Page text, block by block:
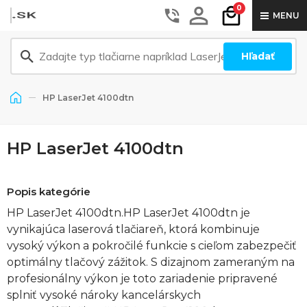
0
MENU
Hľadať
HP LaserJet 4100dtn
HP LaserJet 4100dtn
Popis kategórie
HP LaserJet 4100dtn.HP LaserJet 4100dtn je
vynikajúca laserová tlačiareň, ktorá kombinuje
vysoký výkon a pokročilé funkcie s cieľom zabezpečiť
optimálny tlačový zážitok. S dizajnom zameraným na
profesionálny výkon je toto zariadenie pripravené
splniť vysoké nároky kancelárskych